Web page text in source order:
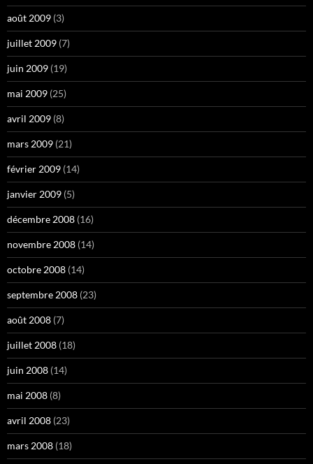
août 2009 (3)
juillet 2009 (7)
juin 2009 (19)
mai 2009 (25)
avril 2009 (8)
mars 2009 (21)
février 2009 (14)
janvier 2009 (5)
décembre 2008 (16)
novembre 2008 (14)
octobre 2008 (14)
septembre 2008 (23)
août 2008 (7)
juillet 2008 (18)
juin 2008 (14)
mai 2008 (8)
avril 2008 (23)
mars 2008 (18)